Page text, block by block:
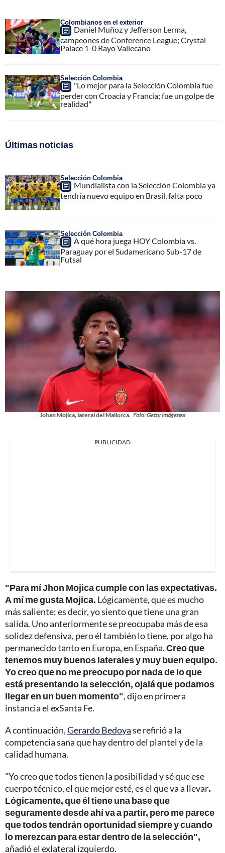
Colombianos en el exterior
Daniel Muñoz y Jefferson Lerma,
campeones de Conference League; Crystal
Palace 1-0 Rayo Vallecano
Selección Colombia
"Lo mejor para la Selección Colombia fue
perder con Croacia y Francia; fue un golpe de
realidad"
Últimas noticias
Selección Colombia
Mundialista con la Selección Colombia ya
tendría nuevo equipo en Brasil, falta poco
Selección Colombia
A qué hora juega HOY Colombia vs.
Paraguay por el Sudamericano Sub-17 de
Futsal
Johan Mojica, lateral del Mallorca. Foto: Getty Imágenes
PUBLICIDAD
"Para mí Jhon Mojica cumple con las expectativas.
A mí me gusta Mojica. Lógicamente, que es mucho
más saliente; es decir, yo siento que tiene una gran
salida. Uno anteriormente se preocupaba más de esa
solidez defensiva, pero él también lo tiene, por algo ha
permanecido tanto en Europa, en España.Creo que
tenemos muy buenos laterales y muy buen equipo.
Yo creo que no me preocupo por nada de lo que
está presentando la selección, ojalá que podamos
llegar en un buen momento", dijo en primera
instancia el exSanta Fe.
A continuación,Gerardo Bedoyase refirió a la
competencia sana que hay dentro del plantel y de la
calidad humana.
"Yo creo que todos tienen la posibilidad y sé que ese
cuerpo técnico, el que mejor esté, es el que va a llevar.
Lógicamente, que él tiene una base que
seguramente desde ahí va a partir, pero me parece
que todos tendrán oportunidad siempre y cuando
lo merezcan para estar dentro de la selección",
añadió el exlateral izquierdo.